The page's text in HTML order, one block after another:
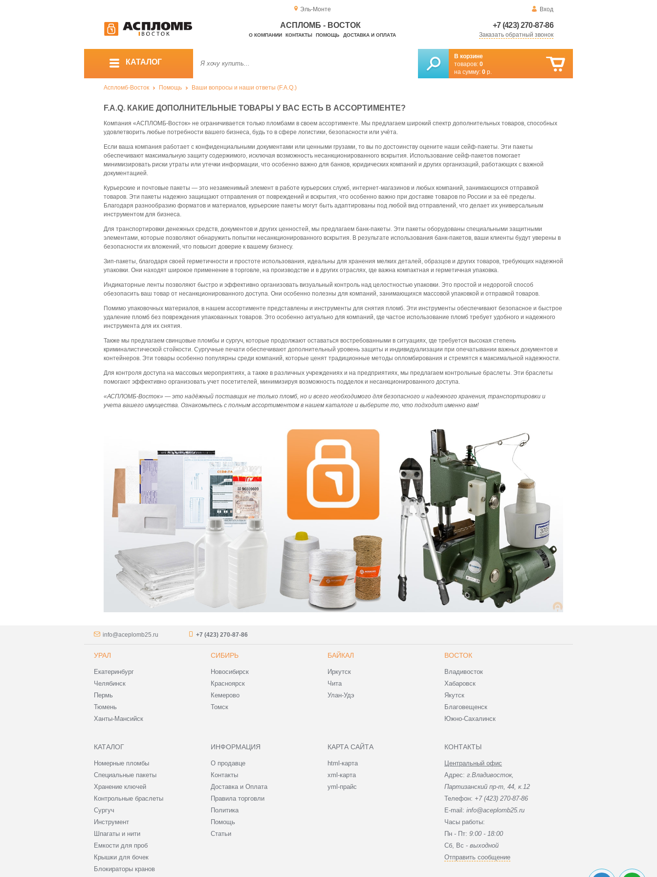
Эль-Монте Вход
+7 (423) 270-87-86
Заказать обратный звонок
АСПЛОМБ - ВОСТОК
О КОМПАНИИ КОНТАКТЫ ПОМОЩЬ ДОСТАВКА И ОПЛАТА
КАТАЛОГ
В корзине
товаров: 0
на сумму: 0 р.
Аспломб-Восток Помощь Ваши вопросы и наши ответы (F.A.Q.)
F.A.Q. КАКИЕ ДОПОЛНИТЕЛЬНЫЕ ТОВАРЫ У ВАС ЕСТЬ В АССОРТИМЕНТЕ?
Компания «АСПЛОМБ-Восток» не ограничивается только пломбами в своем ассортименте. Мы предлагаем широкий спектр дополнительных товаров, способных
удовлетворить любые потребности вашего бизнеса, будь то в сфере логистики, безопасности или учёта.
Если ваша компания работает с конфиденциальными документами или ценными грузами, то вы по достоинству оцените наши сейф-пакеты. Эти пакеты
обеспечивают максимальную защиту содержимого, исключая возможность несанкционированного вскрытия. Использование сейф-пакетов помогает
минимизировать риски утраты или утечки информации, что особенно важно для банков, юридических компаний и других организаций, работающих с важной
документацией.
Курьерские и почтовые пакеты — это незаменимый элемент в работе курьерских служб, интернет-магазинов и любых компаний, занимающихся отправкой
товаров. Эти пакеты надежно защищают отправления от повреждений и вскрытия, что особенно важно при доставке товаров по России и за её пределы.
Благодаря разнообразию форматов и материалов, курьерские пакеты могут быть адаптированы под любой вид отправлений, что делает их универсальным
инструментом для бизнеса.
Для транспортировки денежных средств, документов и других ценностей, мы предлагаем банк-пакеты. Эти пакеты оборудованы специальными защитными
элементами, которые позволяют обнаружить попытки несанкционированного вскрытия. В результате использования банк-пакетов, ваши клиенты будут уверены в
безопасности их вложений, что повысит доверие к вашему бизнесу.
Зип-пакеты, благодаря своей герметичности и простоте использования, идеальны для хранения мелких деталей, образцов и других товаров, требующих надежной
упаковки. Они находят широкое применение в торговле, на производстве и в других отраслях, где важна компактная и герметичная упаковка.
Индикаторные ленты позволяют быстро и эффективно организовать визуальный контроль над целостностью упаковки. Это простой и недорогой способ
обезопасить ваш товар от несанкционированного доступа. Они особенно полезны для компаний, занимающихся массовой упаковкой и отправкой товаров.
Помимо упаковочных материалов, в нашем ассортименте представлены и инструменты для снятия пломб. Эти инструменты обеспечивают безопасное и быстрое
удаление пломб без повреждения упакованных товаров. Это особенно актуально для компаний, где частое использование пломб требует удобного и надежного
инструмента для их снятия.
Также мы предлагаем свинцовые пломбы и сургуч, которые продолжают оставаться востребованными в ситуациях, где требуется высокая степень
криминалистической стойкости. Сургучные печати обеспечивают дополнительный уровень защиты и индивидуализации при опечатывании важных документов и
контейнеров. Эти товары особенно популярны среди компаний, которые ценят традиционные методы опломбирования и стремятся к максимальной надежности.
Для контроля доступа на массовых мероприятиях, а также в различных учреждениях и на предприятиях, мы предлагаем контрольные браслеты. Эти браслеты
помогают эффективно организовать учет посетителей, минимизируя возможность подделок и несанкционированного доступа.
«АСПЛОМБ-Восток» — это надёжный поставщик не только пломб, но и всего необходимого для безопасного и надежного хранения, транспортировки и
учета вашего имущества. Ознакомьтесь с полным ассортиментом в нашем каталоге и выберите то, что подходит именно вам!
info@aceplomb25.ru +7 (423) 270-87-86
УРАЛ
Екатеринбург
Челябинск
Пермь
Тюмень
Ханты-Мансийск
СИБИРЬ
Новосибирск
Красноярск
Кемерово
Томск
БАЙКАЛ
Иркутск
Чита
Улан-Удэ
ВОСТОК
Владивосток
Хабаровск
Якутск
Благовещенск
Южно-Сахалинск
КАТАЛОГ
Номерные пломбы
Специальные пакеты
Хранение ключей
Контрольные браслеты
Сургуч
Инструмент
Шпагаты и нити
Емкости для проб
Крышки для бочек
Блокираторы кранов
ИНФОРМАЦИЯ
О продавце
Контакты
Доставка и Оплата
Правила торговли
Политика
Помощь
Статьи
КАРТА САЙТА
html-карта
xml-карта
yml-прайс
КОНТАКТЫ
Центральный офис
Адрес: г.Владивосток,
Партизанский пр-т, 44, к.12
Телефон: +7 (423) 270-87-86
E-mail: info@aceplomb25.ru
Часы работы:
Пн - Пт: 9:00 - 18:00
Сб, Вc - выходной
Отправить сообщение